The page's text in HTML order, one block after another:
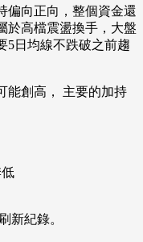
偏向正向，整個資金還
於高檔震盪換手，大盤
5日均線不跌破之前趨
能創高， 主要的加持
新紀錄。